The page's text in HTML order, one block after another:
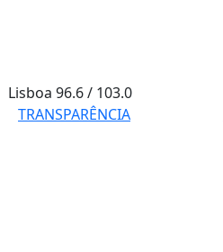
Lisboa96.6 / 103.0
TRANSPARÊNCIA